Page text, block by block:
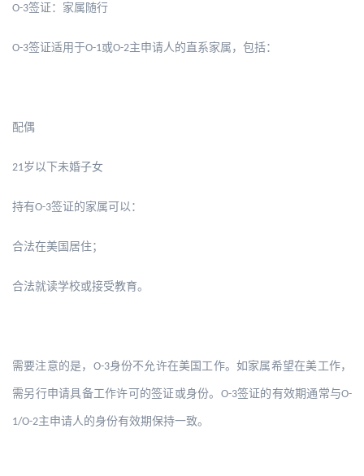
O-3签证：家属随行
O-3签证适用于O-1或O-2主申请人的直系家属，包括：
配偶
21岁以下未婚子女
持有O-3签证的家属可以：
合法在美国居住；
合法就读学校或接受教育。
需要注意的是， O-3身份不允许在美国工作。如家属希望在美工作，
需另行申请具备工作许可的签证或身份。 O-3签证的有效期通常与O-
1/O-2主申请人的身份有效期保持一致。